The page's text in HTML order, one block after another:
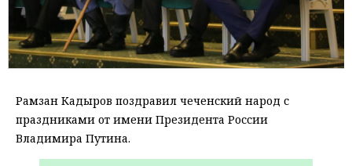
Рамзан Кадыров поздравил чеченский народ с
праздниками от имени Президента России
Владимира Путина.